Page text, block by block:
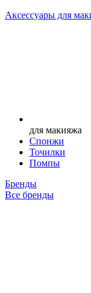
Аксессуары для
для макияжа
Спонжи
Точилки
Помпы
Бренды
Все бренды